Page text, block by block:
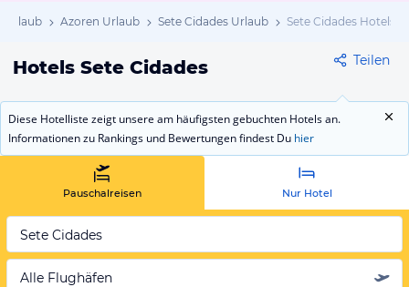
Urlaub Azoren Urlaub Sete Cidades Urlaub Sete Cidades Hotels
Hotels Sete Cidades Teilen
Diese Hotelliste zeigt unsere am häufigsten gebuchten Hotels an.
Informationen zu Rankings und Bewertungen findest Du hier
Pauschalreisen Nur Hotel
Sete Cidades
Alle Flughäfen